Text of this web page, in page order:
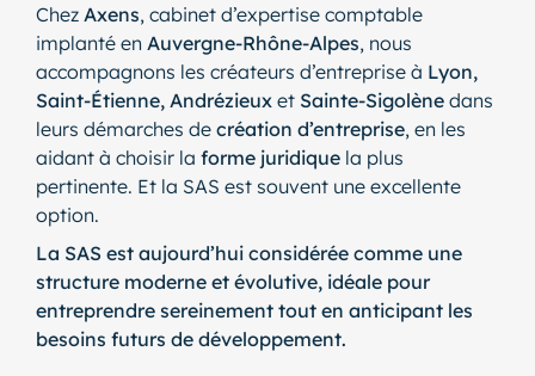
Chez Axens, cabinet d’expertise comptable
implanté en Auvergne-Rhône-Alpes, nous
accompagnons les créateurs d’entreprise à Lyon,
Saint-Étienne, Andrézieux et Sainte-Sigolène dans
leurs démarches de création d’entreprise, en les
aidant à choisir la forme juridique la plus
pertinente. Et la SAS est souvent une excellente
option.
La SAS est aujourd’hui considérée comme une
structure moderne et évolutive, idéale pour
entreprendre sereinement tout en anticipant les
besoins futurs de développement.